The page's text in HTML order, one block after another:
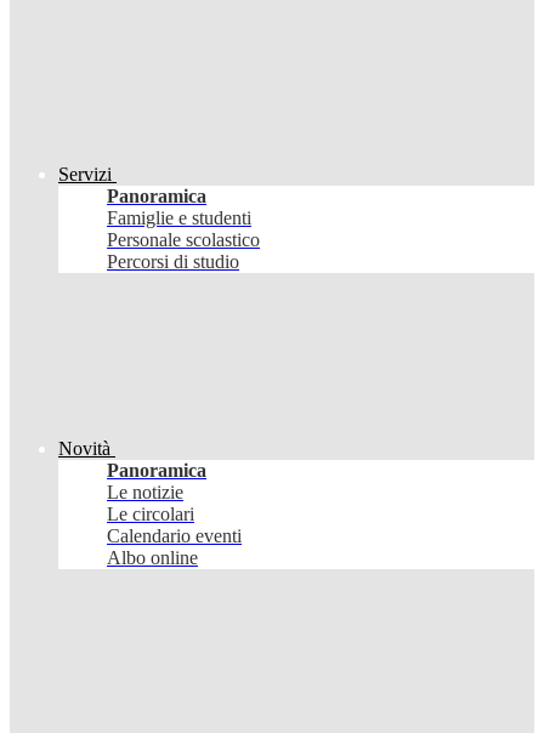
Servizi
Panoramica
Famiglie e studenti
Personale scolastico
Percorsi di studio
Novità
Panoramica
Le notizie
Le circolari
Calendario eventi
Albo online